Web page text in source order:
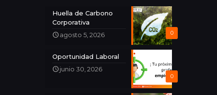
0
Huella de Carbono
Corporativa
agosto 5, 2026
0
Oportunidad Laboral
junio 30, 2026